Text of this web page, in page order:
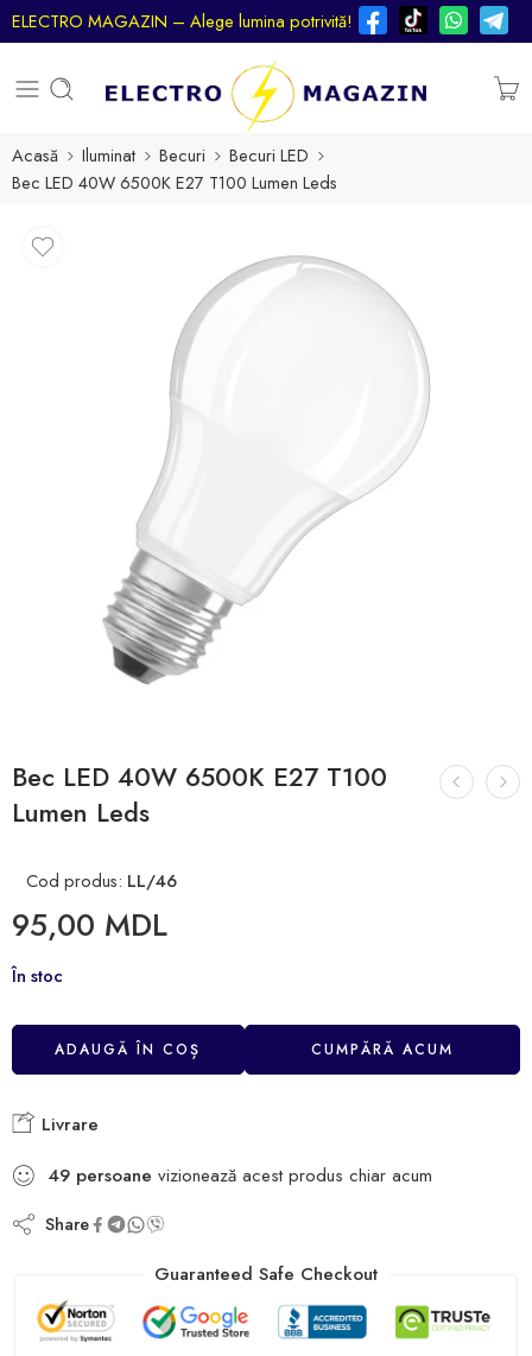
ELECTRO MAGAZIN – Alege lumina potrivită!
Acasă Iluminat Becuri
Becuri LED
Bec LED 40W 6500K E27 T100 Lumen Leds
Bec LED 40W 6500K E27 T100
Lumen Leds
Cod produs: LL/46
95,00 MDL
În stoc
ADAUGĂ ÎN COȘ CUMPĂRĂ ACUM
Livrare
49 persoane vizionează acest produs chiar acum
Share
Guaranteed Safe Checkout